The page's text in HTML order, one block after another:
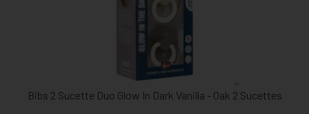
Bibs 2 Sucette Duo Glow In Dark Vanilla - Oak 2 Sucettes